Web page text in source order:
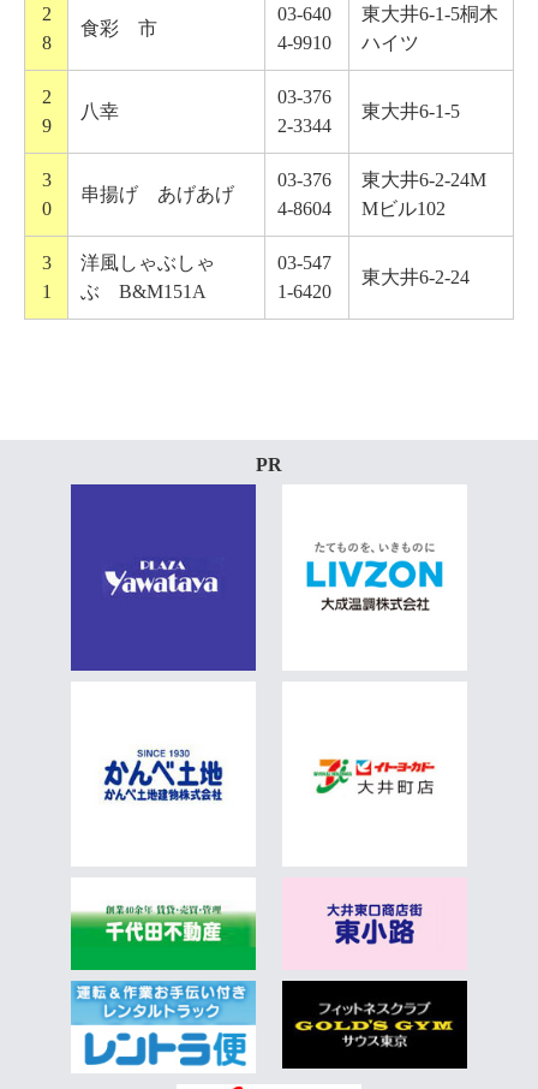
2
8
食彩 市
03-640
4-9910
東大井6-1-5桐木
ハイツ
2
9
八幸
03-376
2-3344
東大井6-1-5
3
0
串揚げ あげあげ
03-376
4-8604
東大井6-2-24M
Mビル102
3
1
洋風しゃぶしゃ
ぶ B&M151A
03-547
1-6420
東大井6-2-24
PR